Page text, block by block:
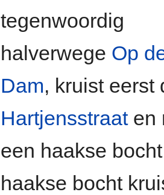
tegenwoordig
halverwege Op
Dam, kruist eerst
Hartjensstraaten
een haakse
haakse bocht